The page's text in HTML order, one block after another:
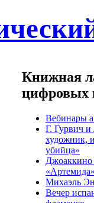
Книжная
цифровых
Вебинары
Г. Гурвич
художник,
убийца»
Михаэль
Вечер